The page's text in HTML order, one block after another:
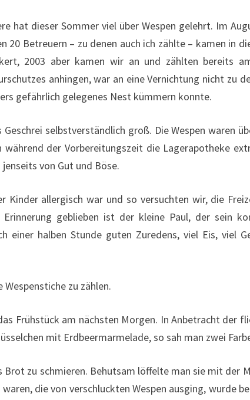
hat dieser Sommer viel über Wespen gelehrt. Im
Betreuern – zu denen auch ich zählte – kamen in
2003 aber kamen wir an und zählten bereits
anhingen, war an eine Vernichtung nicht zu
gefährlich gelegenes Nest kümmern konnte.
selbstverständlich groß. Die Wespen waren
der Vorbereitungszeit die Lagerapotheke
von Gut und Böse.
allergisch war und so versuchten wir, die
geblieben ist der kleine Paul, der sein
einer halben Stunde guten Zuredens, viel Eis, viel
zu zählen.
Frühstück am nächsten Morgen. In Anbetracht der
mit Erdbeermarmelade, so sah man zwei
Brot zu schmieren. Behutsam löffelte man sie mit
die von verschluckten Wespen ausging,